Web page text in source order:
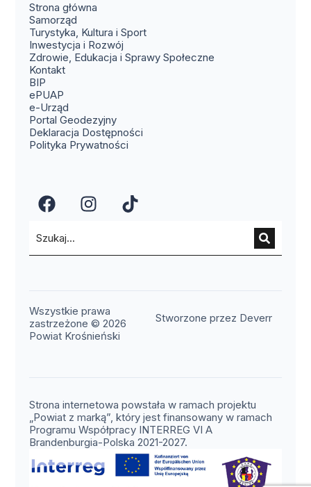
Strona główna
Samorząd
Turystyka, Kultura i Sport
Inwestycja i Rozwój
Zdrowie, Edukacja i Sprawy Społeczne
Kontakt(otwiera się w nowym oknie)
BIP
ePUAP
e-Urząd
Portal Geodezyjny(otwiera się w nowym oknie)
Deklaracja Dostępności
Polityka Prywatności
(otwiera się w nowym oknie)
(otwiera się w nowym
(otwiera się w
Wszystkie prawa
zastrzeżone © 2026
Powiat Krośnieński
Stworzone przez Deverr
Strona internetowa powstała w ramach projektu
„Powiat z marką”, który jest finansowany w ramach
Programu Współpracy INTERREG VI A
Brandenburgia-Polska 2021-2027.